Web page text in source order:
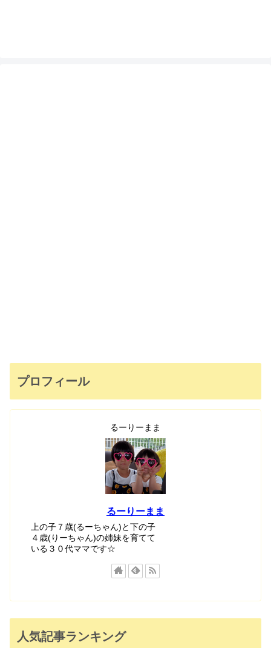
プロフィール
るーりーまま
るーりーまま
上の子７歳(るーちゃん)と下の子
４歳(りーちゃん)の姉妹を育てて
いる３０代ママです☆
人気記事ランキング